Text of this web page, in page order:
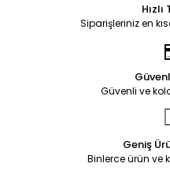
Siparişleriniz en
Güvenli ve
Geniş
Binlerce ürün ve